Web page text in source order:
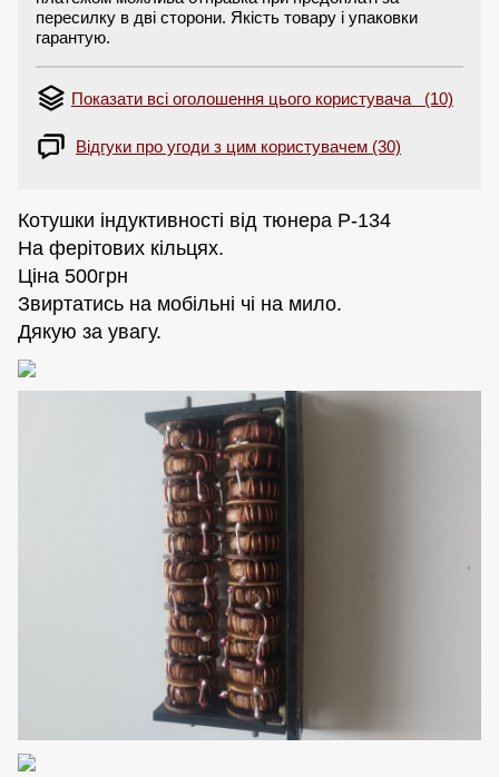
пересилку в дві сторони. Якість товару і упаковки
гарантую.
Показати всі оголошення цього користувача (10)
Відгуки про угоди з цим користувачем (30)
Котушки індуктивності від тюнера Р-134
На ферітових кільцях.
Ціна 500грн
Звиртатись на мобiльнi чi на мило.
Дякую за увагу.